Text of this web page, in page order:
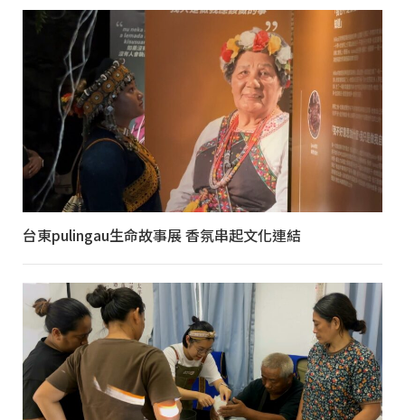
台東pulingau生命故事展 香氛串起文化連結